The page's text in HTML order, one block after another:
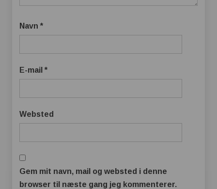
Navn *
E-mail *
Websted
Gem mit navn, mail og websted i denne
browser til næste gang jeg kommenterer.